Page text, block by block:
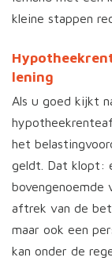
kleine stappen
lening
Als u goed kijkt
het
geldt. Dat klopt:
bovengenoemde
aftrek van de
maar ook een
kan onder de